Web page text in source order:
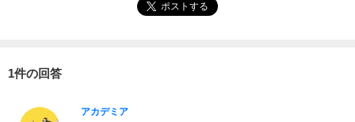
ポストする
1件の回答
アカデミア